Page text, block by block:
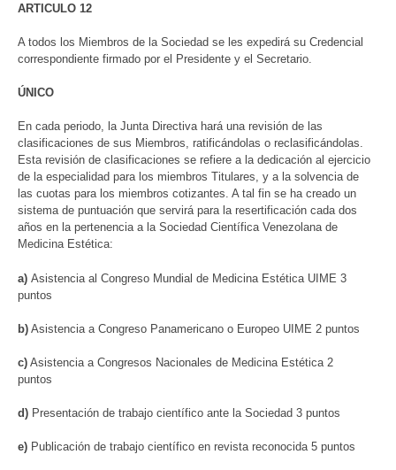
ARTICULO 12
A todos los Miembros de la Sociedad se les expedirá su Credencial
correspondiente firmado por el Presidente y el Secretario.
ÚNICO
En cada periodo, la Junta Directiva hará una revisión de las
clasificaciones de sus Miembros, ratificándolas o reclasificándolas.
Esta revisión de clasificaciones se refiere a la dedicación al ejercicio
de la especialidad para los miembros Titulares, y a la solvencia de
las cuotas para los miembros cotizantes. A tal fin se ha creado un
sistema de puntuación que servirá para la resertificación cada dos
años en la pertenencia a la Sociedad Científica Venezolana de
Medicina Estética:
a) Asistencia al Congreso Mundial de Medicina Estética UIME 3
puntos
b) Asistencia a Congreso Panamericano o Europeo UIME 2 puntos
c) Asistencia a Congresos Nacionales de Medicina Estética 2
puntos
d) Presentación de trabajo científico ante la Sociedad 3 puntos
e) Publicación de trabajo científico en revista reconocida 5 puntos